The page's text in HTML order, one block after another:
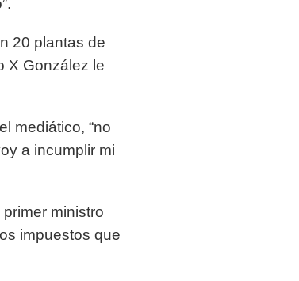
20 plantas de
X González le
mediático, “no
a incumplir mi
ministro
impuestos que